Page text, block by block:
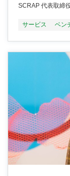
SCRAP 代表取締
サービス ベン